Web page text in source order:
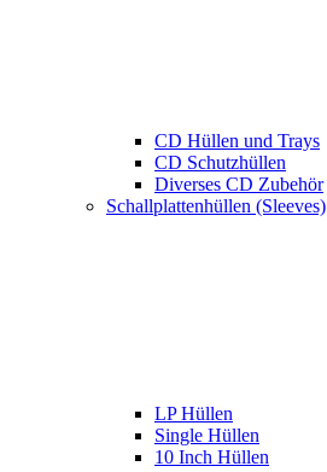
CD Hüllen und Trays
CD Schutzhüllen
Diverses CD Zubehör
Schallplattenhüllen (Sleeves)
LP Hüllen
Single Hüllen
10 Inch Hüllen